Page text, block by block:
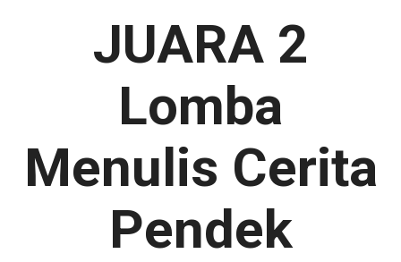
JUARA 2
Lomba
Menulis Cerita
Pendek